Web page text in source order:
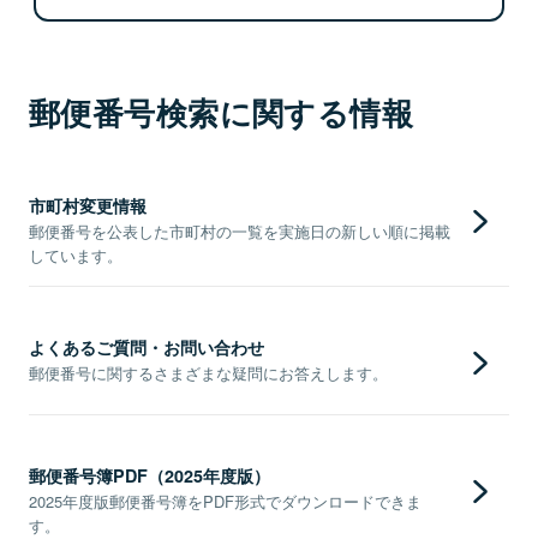
郵便番号検索に関する情報
市町村変更情報
郵便番号を公表した市町村の一覧を実施日の新しい順に掲載
しています。
よくあるご質問・お問い合わせ
郵便番号に関するさまざまな疑問にお答えします。
郵便番号簿PDF（2025年度版）
2025年度版郵便番号簿をPDF形式でダウンロードできま
す。